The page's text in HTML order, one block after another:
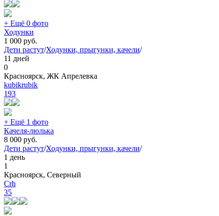
+ Ещё 0 фото
Ходунки
1 000 руб.
Дети растут/Ходунки, прыгунки, качели/
11 дней
0
Красноярск, ЖК Апрелевка
kubikrubik
193
+ Ещё 1 фото
Качеля-люлька
8 000 руб.
Дети растут/Ходунки, прыгунки, качели/
1 день
1
Красноярск, Северный
Crh
35